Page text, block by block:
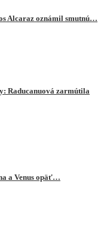
Alcaraz oznámil smutnú…
Raducanuová zarmútila
a Venus opäť…